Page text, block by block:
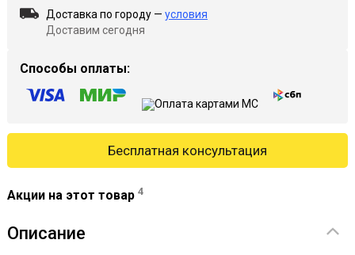
Доставка по городу — условия
Доставим сегодня
Способы оплаты:
Бесплатная консультация
Акции на этот товар 4
Описание